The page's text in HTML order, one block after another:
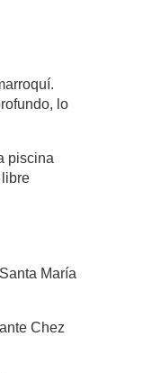
lo
piscina
María
Chez